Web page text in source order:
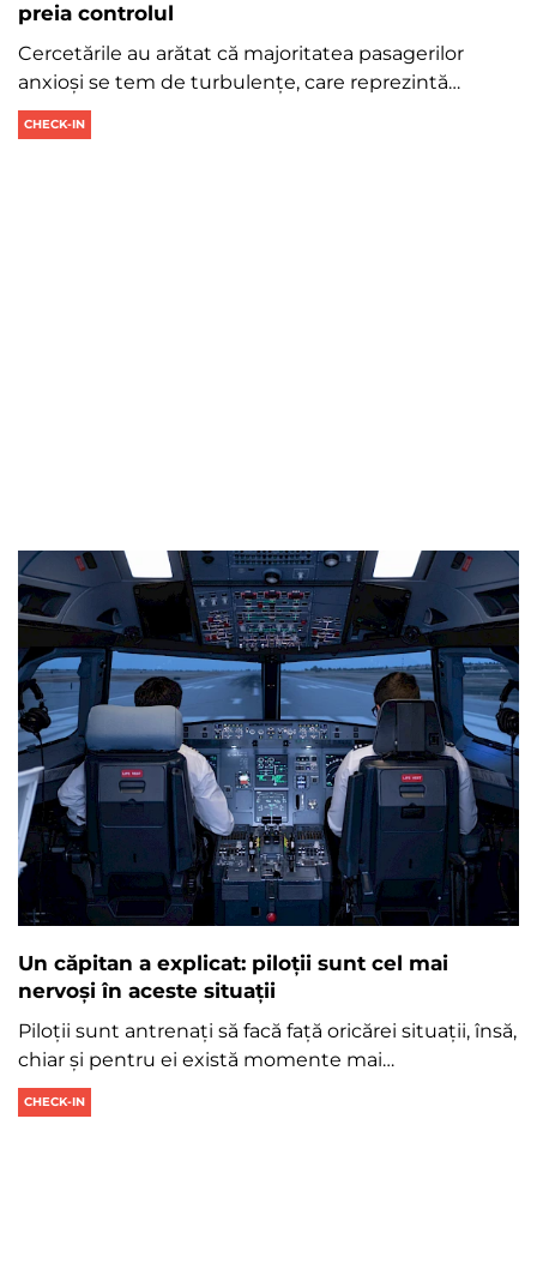
preia controlul
Cercetările au arătat că majoritatea pasagerilor
anxioși se tem de turbulențe, care reprezintă…
CHECK-IN
Un căpitan a explicat: piloții sunt cel mai
nervoși în aceste situații
Piloții sunt antrenați să facă față oricărei situații, însă,
chiar și pentru ei există momente mai…
CHECK-IN